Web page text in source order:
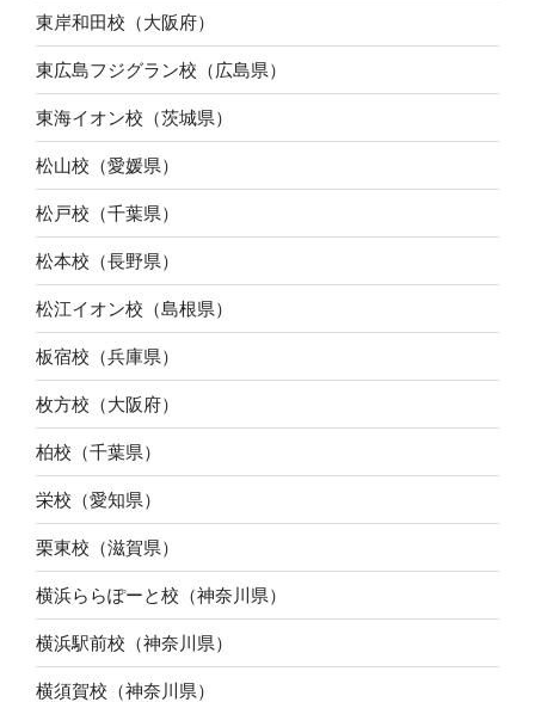
東岸和田校（大阪府）
東広島フジグラン校（広島県）
東海イオン校（茨城県）
松山校（愛媛県）
松戸校（千葉県）
松本校（長野県）
松江イオン校（島根県）
板宿校（兵庫県）
枚方校（大阪府）
柏校（千葉県）
栄校（愛知県）
栗東校（滋賀県）
横浜ららぽーと校（神奈川県）
横浜駅前校（神奈川県）
横須賀校（神奈川県）